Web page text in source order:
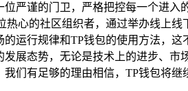
位严谨的门卫，严格把控每一个进入
热心的社区组织者，通过举办线上
的运行规律和TP钱包的使用方法，
发展态势，无论是技术上的进步、
我们有足够的理由相信，TP钱包将